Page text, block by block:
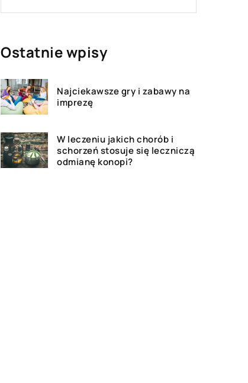
Ostatnie wpisy
Najciekawsze gry i zabawy na
imprezę
W leczeniu jakich chorób i
schorzeń stosuje się leczniczą
odmianę konopi?